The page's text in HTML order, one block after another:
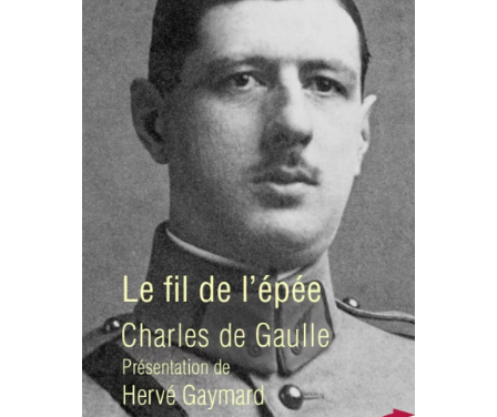
Personnes
Livres
Livres les plus recommandés
Prix littéraires